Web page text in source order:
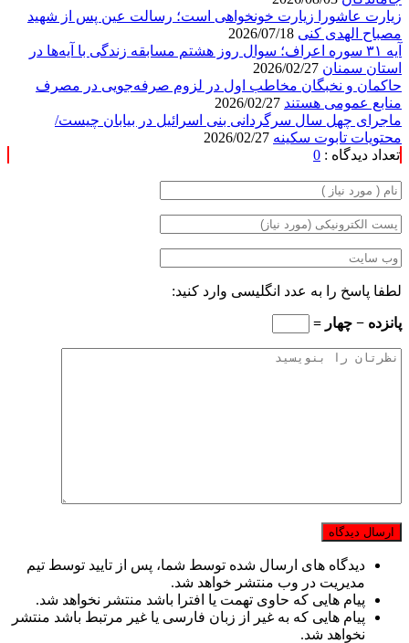
زیارت عاشورا زیارت خونخواهی است؛ رسالت عین پس از شهید
مصباح الهدی کنی
آیه ۳۱ سوره اعراف؛ سوال روز هشتم مسابقه زندگی با آیه‌ها در
استان سمنان
حاکمان و نخبگان مخاطب اول در لزوم صرفه‌جویی در مصرف
منابع عمومی هستند
ماجرای چهل سال سرگردانی بنی اسرائیل در بیابان چیست/
محتویات تابوت سکینه
تعداد دیدگاه : 0
لطفا پاسخ را به عدد انگلیسی وارد کنید:
پانزده − چهار =
دیدگاه های ارسال شده توسط شما، پس از تایید توسط تیم
مدیریت در وب منتشر خواهد شد.
پیام هایی که حاوی تهمت یا افترا باشد منتشر نخواهد شد.
پیام هایی که به غیر از زبان فارسی یا غیر مرتبط باشد منتشر
نخواهد شد.